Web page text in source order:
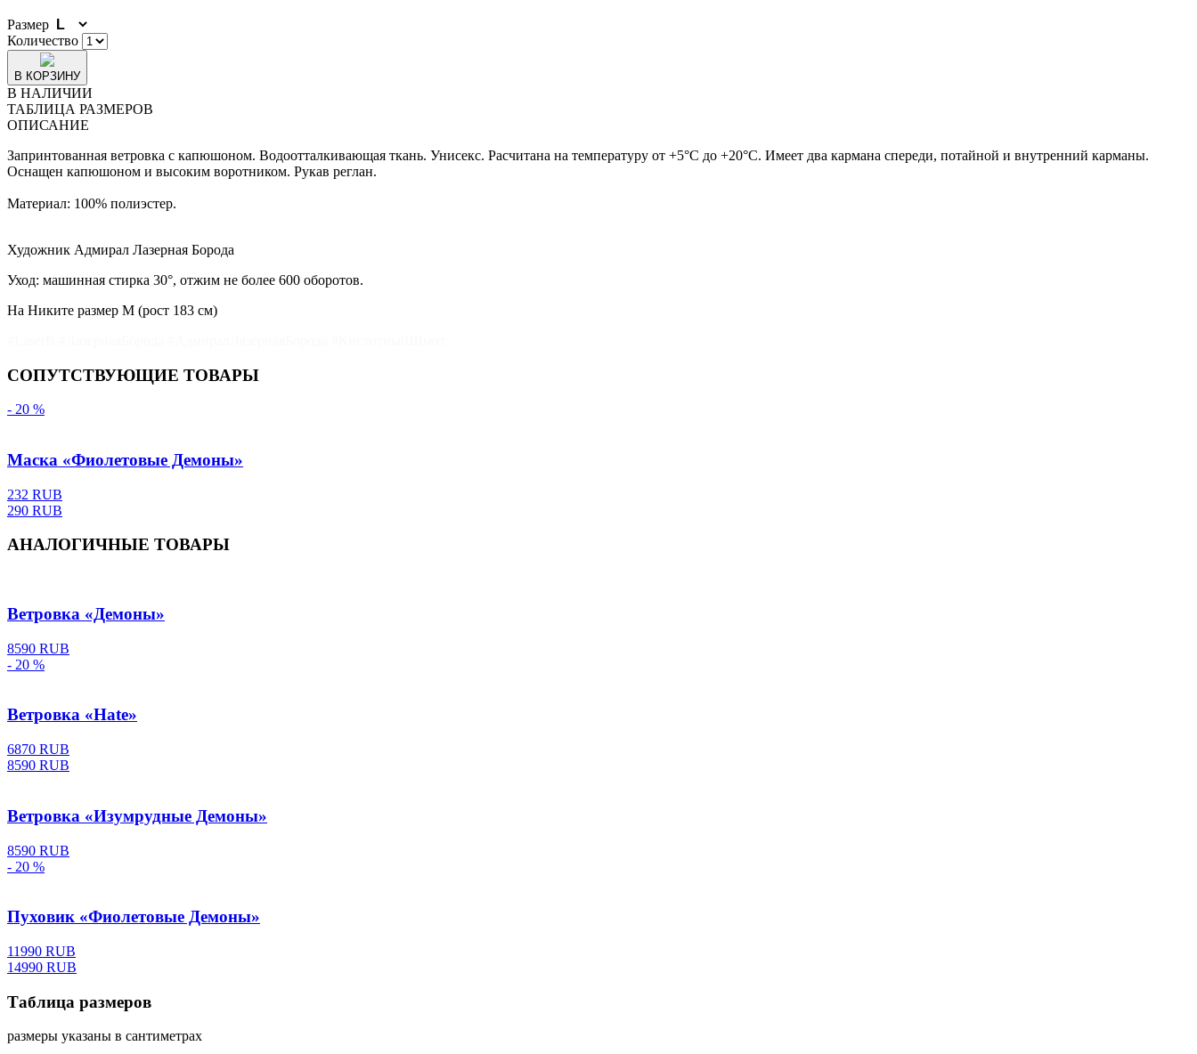
Размер
Количество
В КОРЗИНУ
В НАЛИЧИИ
ТАБЛИЦА РАЗМЕРОВ
ОПИСАНИЕ
Запринтованная ветровка с капюшоном. Водоотталкивающая ткань. Унисекс. Расчитана на температуру от +5°С до +20°С. Имеет два кармана спереди, потайной и внутренний карманы.
Оснащен капюшоном и высоким воротником. Рукав реглан.
Материал: 100% полиэстер.
Художник Адмирал Лазерная Борода
Уход: машинная стирка 30°, отжим не более 600 оборотов.
На Никите размер М (рост 183 см)
СОПУТСТВУЮЩИЕ ТОВАРЫ
- 20 %
Маска «Фиолетовые Демоны»
232 RUB
290 RUB
АНАЛОГИЧНЫЕ ТОВАРЫ
Ветровка «Демоны»
8590 RUB
- 20 %
Ветровка «Hate»
6870 RUB
8590 RUB
Ветровка «Изумрудные Демоны»
8590 RUB
- 20 %
Пуховик «Фиолетовые Демоны»
11990 RUB
14990 RUB
Таблица размеров
размеры указаны в сантиметрах